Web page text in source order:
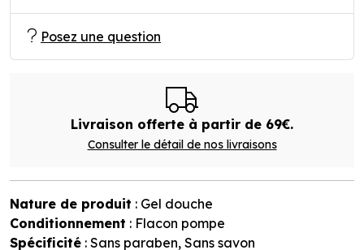
Posez une question
Livraison offerte à partir de 69€.
Consulter le détail de nos livraisons
Nature de produit : Gel douche
Conditionnement : Flacon pompe
Spécificité : Sans paraben, Sans savon